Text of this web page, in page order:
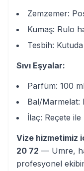
Zemzemer:
Kumaş: Rulo
Tesbih:
Sıvı Eşyalar:
Parfüm: 100
Bal/Marmelat:
İlaç: Reçete ile
Vize hizmetimiz
20 72 — Umre,
profesyonel